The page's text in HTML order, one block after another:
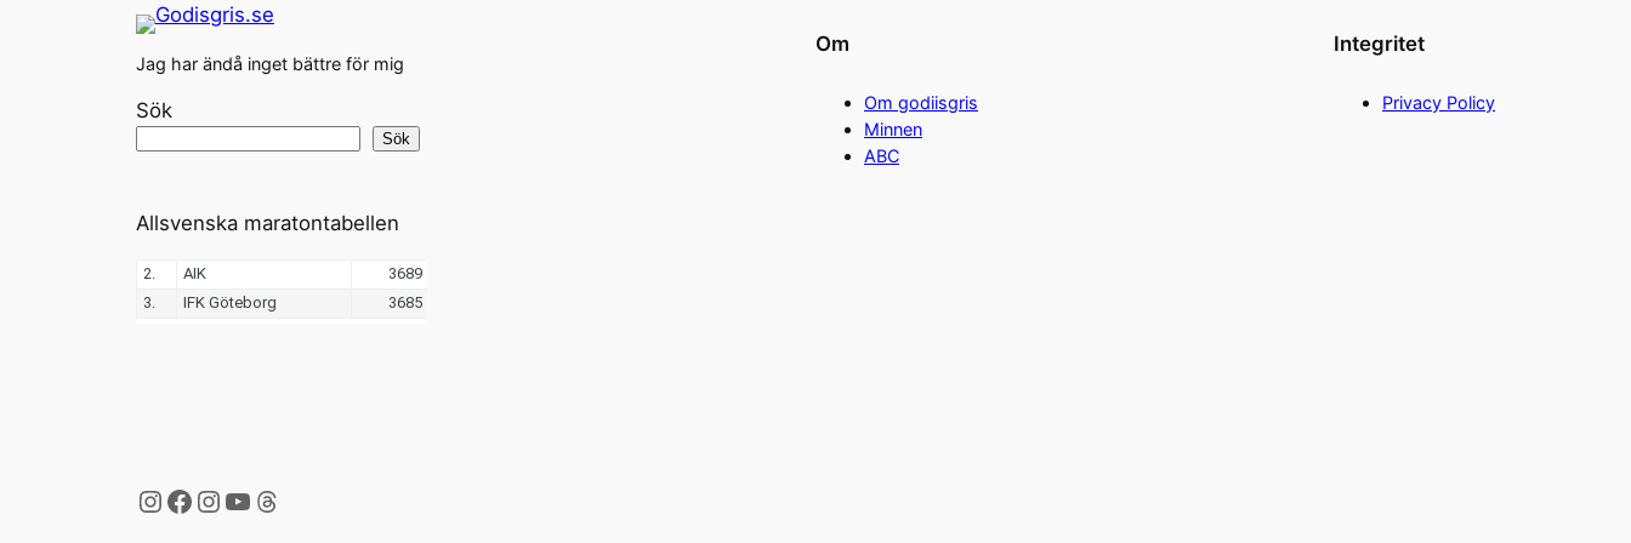
Jag har ändå inget bättre för mig
Sök
Sök
Om
Om godiisgris
Minnen
ABC
Integritet
Privacy Policy
Allsvenska maratontabellen
Instagram
Facebook
Instagram
YouTube
Threads